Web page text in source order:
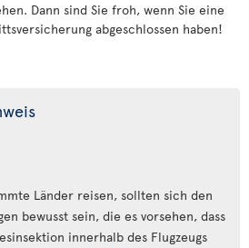
Dann sind Sie froh, wenn Sie eine
abgeschlossen haben!
Länder reisen, sollten sich den
bewusst sein, die es vorsehen, dass
innerhalb des Flugzeugs